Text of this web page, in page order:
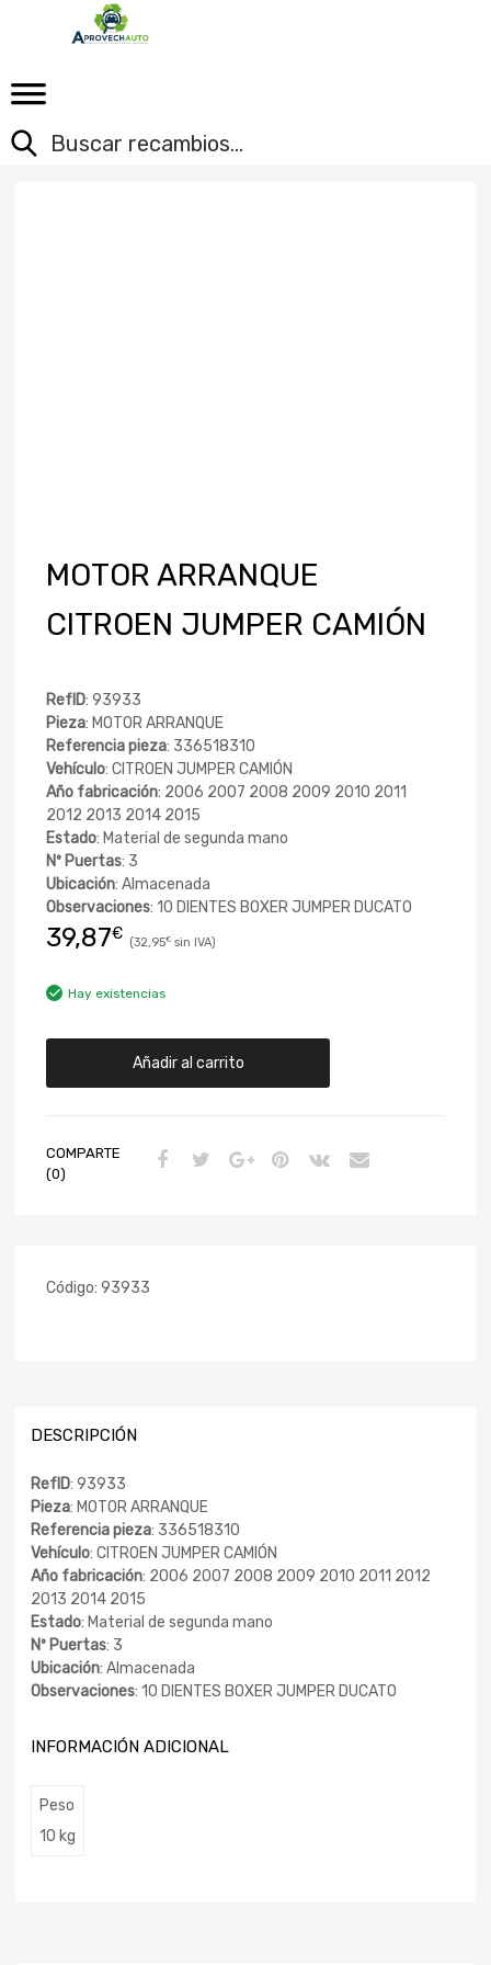
MOTOR ARRANQUE
CITROEN JUMPER CAMIÓN
RefID: 93933
Pieza: MOTOR ARRANQUE
Referencia pieza: 336518310
Vehículo: CITROEN JUMPER CAMIÓN
Año fabricación: 2006 2007 2008 2009 2010 2011
2012 2013 2014 2015
Estado: Material de segunda mano
Nº Puertas: 3
Ubicación: Almacenada
Observaciones: 10 DIENTES BOXER JUMPER DUCATO
39,87€ 32,95€
Hay existencias
Añadir al carrito
COMPARTE
(0)
Código: 93933
DESCRIPCIÓN
RefID: 93933
Pieza: MOTOR ARRANQUE
Referencia pieza: 336518310
Vehículo: CITROEN JUMPER CAMIÓN
Año fabricación: 2006 2007 2008 2009 2010 2011 2012
2013 2014 2015
Estado: Material de segunda mano
Nº Puertas: 3
Ubicación: Almacenada
Observaciones: 10 DIENTES BOXER JUMPER DUCATO
INFORMACIÓN ADICIONAL
Peso
10 kg